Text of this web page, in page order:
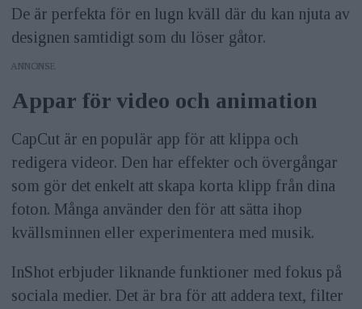
De är perfekta för en lugn kväll där du kan njuta av
designen samtidigt som du löser gåtor.
ANNONS
Appar för video och animation
CapCut är en populär app för att klippa och
redigera videor. Den har effekter och övergångar
som gör det enkelt att skapa korta klipp från dina
foton. Många använder den för att sätta ihop
kvällsminnen eller experimentera med musik.
InShot erbjuder liknande funktioner med fokus på
sociala medier. Det är bra för att addera text, filter